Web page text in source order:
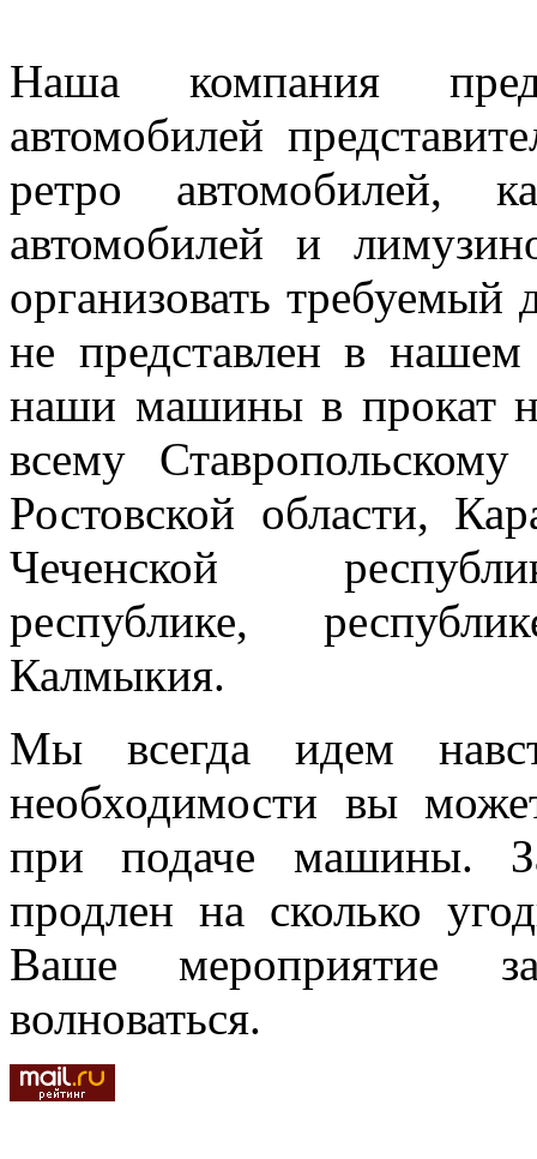
Наша компания
автомобилей
ретро автомобилей,
автомобилей и
организовать требуемый
не представлен в
наши машины в прокат
всему
Ростовской области,
Чеченской
республике,
Калмыкия.
Мы всегда идем
необходимости вы
при подаче машины.
продлен на сколько
Ваше мероприятие
волноваться.